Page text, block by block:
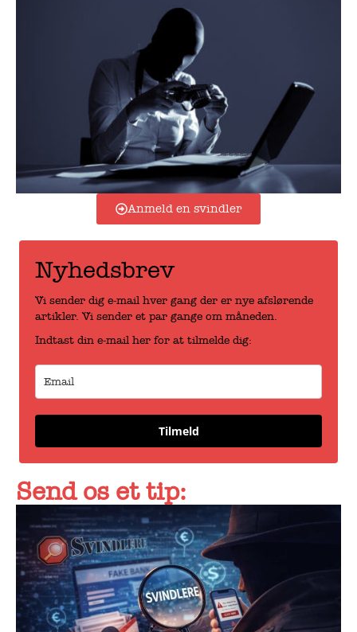
Anmeld en svindler
Nyhedsbrev
Vi sender dig e-mail hver gang der er nye afslørende
artikler. Vi sender et par gange om måneden.
Indtast din e-mail her for at tilmelde dig:
Tilmeld
Send os et tip: